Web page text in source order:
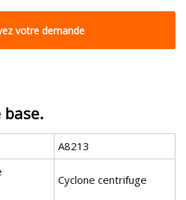
votre demande
A8213
Cyclone centrifuge